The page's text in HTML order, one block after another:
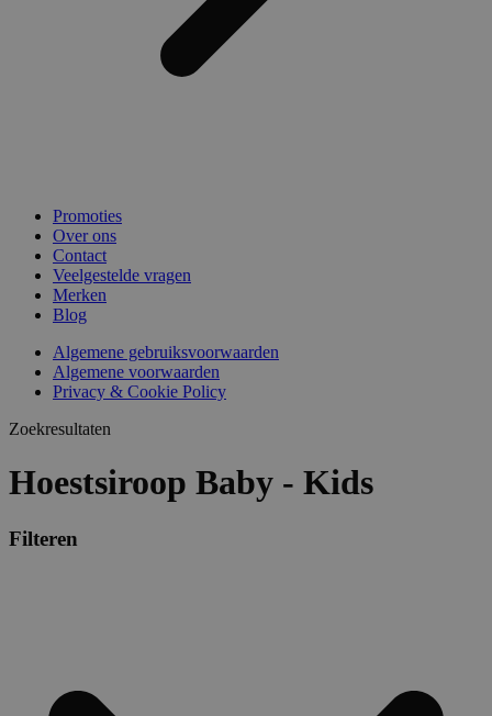
Promoties
Over ons
Contact
Veelgestelde vragen
Merken
Blog
Algemene gebruiksvoorwaarden
Algemene voorwaarden
Privacy & Cookie Policy
Zoekresultaten
Hoestsiroop Baby - Kids
Filteren